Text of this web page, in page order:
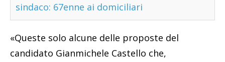
sindaco: 67enne ai domiciliari
«Queste solo alcune delle proposte del
candidato Gianmichele Castello che,